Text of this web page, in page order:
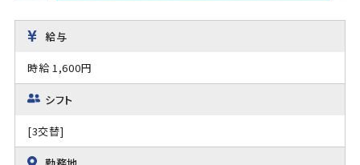
給与
時給 1,600円
シフト
[3交替]